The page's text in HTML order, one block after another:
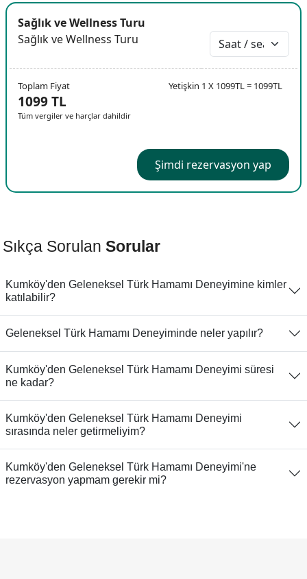
Sağlık ve Wellness Turu
Sağlık ve Wellness Turu
Toplam Fiyat
1099 TL
Tüm vergiler ve harçlar dahildir
Yetişkin 1 X 1099TL = 1099TL
Şimdi rezervasyon yap
Sıkça Sorulan Sorular
Kumköy'den Geleneksel Türk Hamamı Deneyimine kimler
katılabilir?
Geleneksel Türk Hamamı Deneyiminde neler yapılır?
Kumköy'den Geleneksel Türk Hamamı Deneyimi süresi
ne kadar?
Kumköy'den Geleneksel Türk Hamamı Deneyimi
sırasında neler getirmeliyim?
Kumköy'den Geleneksel Türk Hamamı Deneyimi'ne
rezervasyon yapmam gerekir mi?